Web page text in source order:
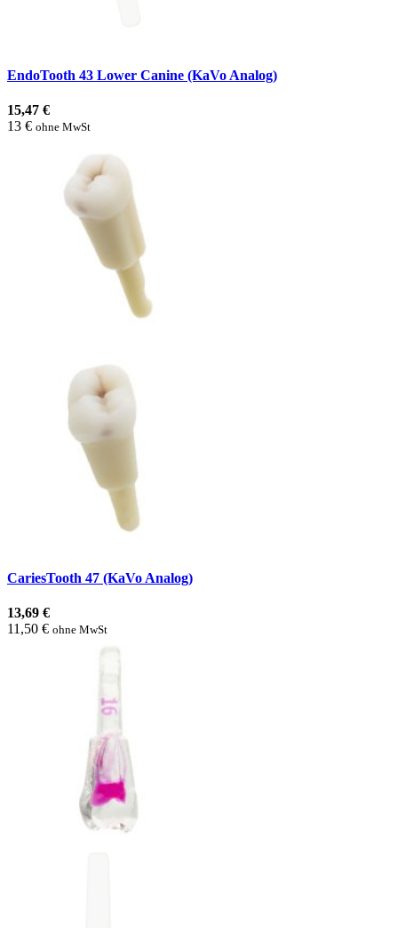
EndoTooth 43 Lower Canine (KaVo Analog)
15,47 €
13 € ohne MwSt
CariesTooth 47 (KaVo Analog)
13,69 €
11,50 € ohne MwSt